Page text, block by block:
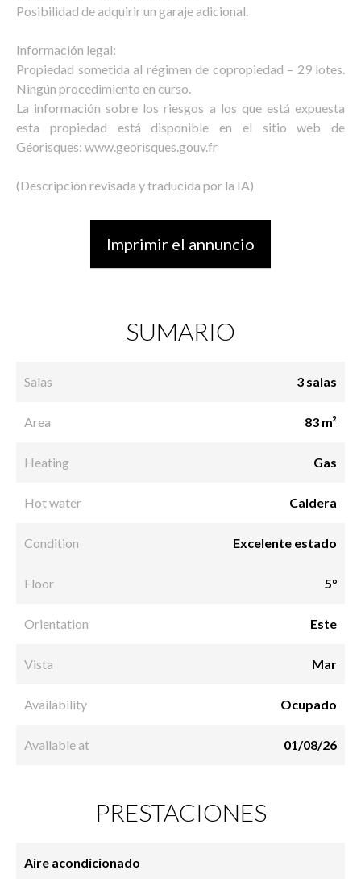
Posibilidad de adquirir un garaje adicional.
Información legal:
Propiedad sometida al régimen de copropiedad – 29 lotes.
Ningún procedimiento en curso.
La información sobre los riesgos a los que está expuesta
esta propiedad está disponible en el sitio web de
Géorisques: www.georisques.gouv.fr
(Descripción revisada y traducida por la IA)
Imprimir el annuncio
SUMARIO
Salas 3 salas
Area 83 m²
Heating Gas
Hot water Caldera
Condition Excelente estado
Floor 5°
Orientation Este
Vista Mar
Availability Ocupado
Available at 01/08/26
PRESTACIONES
Aire acondicionado